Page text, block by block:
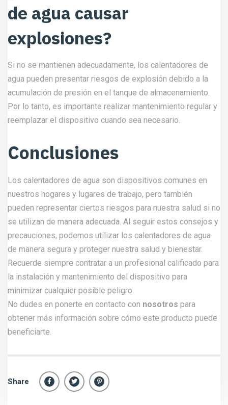
de agua causar
explosiones?
Si no se mantienen adecuadamente, los calentadores de
agua pueden presentar riesgos de explosión debido a la
acumulación de presión en el tanque de almacenamiento.
Por lo tanto, es importante realizar mantenimiento regular y
reemplazar el dispositivo cuando sea necesario.
Conclusiones
Los calentadores de agua son dispositivos comunes en
nuestros hogares y lugares de trabajo, pero también
pueden representar ciertos riesgos para nuestra salud si no
se utilizan de manera adecuada. Al seguir estos consejos y
precauciones, podemos utilizar los calentadores de agua
de manera segura y proteger nuestra salud y bienestar.
Recuerde siempre contratar a un profesional calificado para
la instalación y mantenimiento del dispositivo para
minimizar cualquier posible peligro.
No dudes en ponerte en contacto con nosotros para
obtener más información sobre cómo este producto puede
beneficiarte.
Share